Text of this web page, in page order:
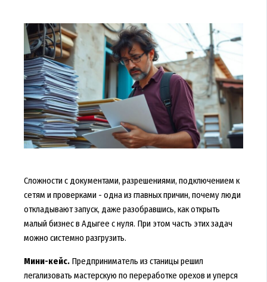
Сложности с документами, разрешениями, подключением к
сетям и проверками - одна из главных причин, почему люди
откладывают запуск, даже разобравшись, как открыть
малый бизнес в Адыгее с нуля. При этом часть этих задач
можно системно разгрузить.
Мини-кейс.Предприниматель из станицы решил
легализовать мастерскую по переработке орехов и уперся